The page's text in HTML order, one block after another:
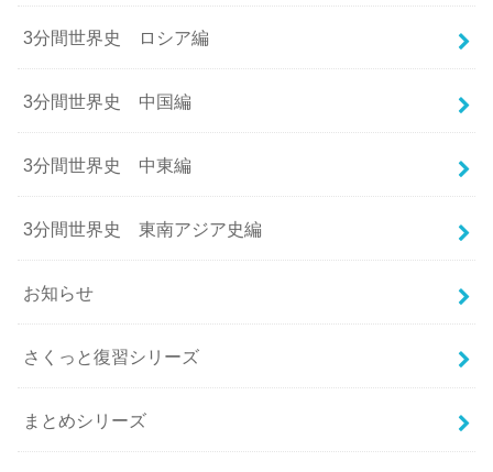
3分間世界史 ロシア編
3分間世界史 中国編
3分間世界史 中東編
3分間世界史 東南アジア史編
お知らせ
さくっと復習シリーズ
まとめシリーズ